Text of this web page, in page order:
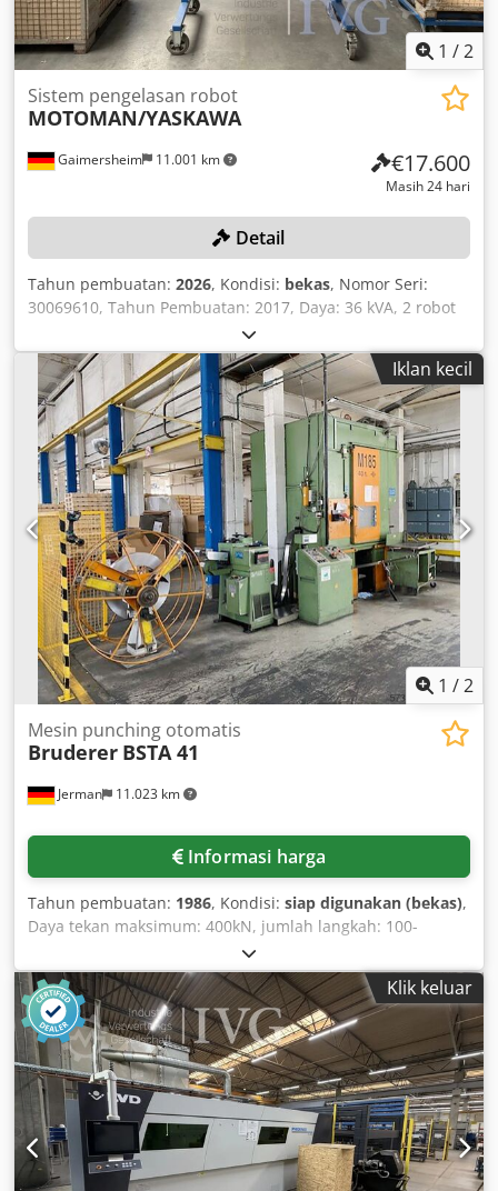
1 /2
Gaimersheim 11.001 km
Sistem pengelasan robot
MOTOMAN/YASKAWA
€17.600
Masih 24 hari
Detail
Tahun pembuatan: 2026, Kondisi: bekas, Nomor Seri:
30069610, Tahun Pembuatan: 2017, Daya: 36 kVA, 2 robot
pengelasan YASKAWA, masing-masing dengan unit kontrol
DX200, Nomor Seri: 17170585, Tahun Pembuatan: 2017,
Nomor Seri: 202289, Tahun Pembuatan: 2020, kepala
pengelasan MIG/MAG, pengumpan kawat otomatis, palet
yang dapat diganti dengan perangkat putar, tirai, dengan
penyangga plastik, penutup kisi, sistem sensor cahaya
SICK, kontrol terpusat SIEMENS SIMATIC HMI, panel
sentuh, sistem pemantauan pengelasan SKS Q80. Djdpfx
Aezqzdpjavewa
Iklan kecil
1 /2
Jerman 11.023 km
Mesin punching otomatis
Bruderer BSTA 41
Informasi harga
Tahun pembuatan: 1986, Kondisi: siap digunakan (bekas),
Daya tekan maksimum: 400kN, jumlah langkah: 100-
1200/menit, daya sambungan: 18kW, sambungan udara
bertekanan: R 1/2 inci, 6-10 bar, langkah yang dapat
disesuaikan: 13, 15, 19, 25, 32, 38, 44, 51, 57mm, langkah
tetap maksimum (versi khusus): 57mm, penyetelan tinggi
plunger: 60mm, tinggi pemasangan alat: 4 Mm 677, lebar
maksimum bukaan pemasangan alat: 690mm, lebar
maksimum jalur sabuk: 190mm, tinggi jalur sabuk di atas
pelat penjepit: 60-140mm, bukaan alas: 640x220mm, pelat
penjepit bawah: 4 Mm 671, pelat penjepit atas: 4 Mm 672,
dimensi pemasangan: 4 Mm 667, panjang: 1695mm, lebar:
2185mm, tinggi: 3010mm, berat dengan mekanisme
Klik keluar